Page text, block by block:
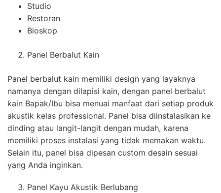
Studio
Restoran
Bioskop
Panel Berbalut Kain
Panel berbalut kain memiliki design yang layaknya
namanya dengan dilapisi kain, dengan panel berbalut
kain Bapak/Ibu bisa menuai manfaat dari setiap produk
akustik kelas professional. Panel bisa diinstalasikan ke
dinding atau langit-langit dengan mudah, karena
memiliki proses instalasi yang tidak memakan waktu.
Selain itu, panel bisa dipesan custom desain sesuai
yang Anda inginkan.
Panel Kayu Akustik Berlubang